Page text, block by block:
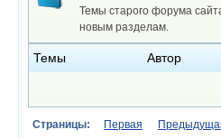
Темы старого форума
новым разделам.
Темы Автор
Страницы: Первая